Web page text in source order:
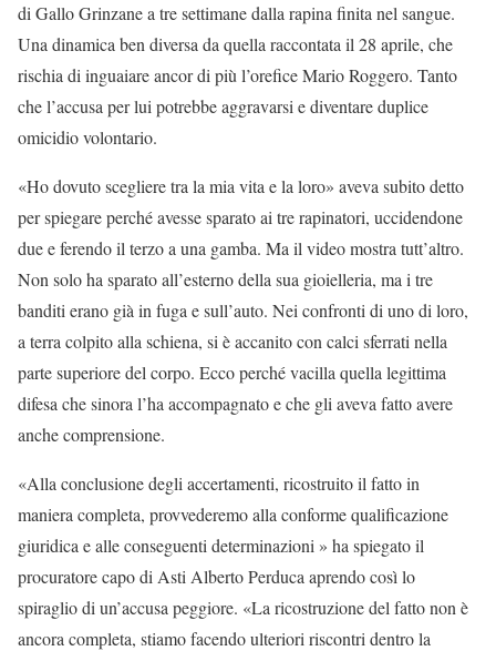
di Gallo Grinzane a tre settimane dalla rapina finita nel sangue.
Una dinamica ben diversa da quella raccontata il 28 aprile, che
rischia di inguaiare ancor di più l’orefice Mario Roggero. Tanto
che l’accusa per lui potrebbe aggravarsi e diventare duplice
omicidio volontario.
«Ho dovuto scegliere tra la mia vita e la loro» aveva subito detto
per spiegare perché avesse sparato ai tre rapinatori, uccidendone
due e ferendo il terzo a una gamba. Ma il video mostra tutt’altro.
Non solo ha sparato all’esterno della sua gioielleria, ma i tre
banditi erano già in fuga e sull’auto. Nei confronti di uno di loro,
a terra colpito alla schiena, si è accanito con calci sferrati nella
parte superiore del corpo. Ecco perché vacilla quella legittima
difesa che sinora l’ha accompagnato e che gli aveva fatto avere
anche comprensione.
«Alla conclusione degli accertamenti, ricostruito il fatto in
maniera completa, provvederemo alla conforme qualificazione
giuridica e alle conseguenti determinazioni » ha spiegato il
procuratore capo di Asti Alberto Perduca aprendo così lo
spiraglio di un’accusa peggiore. «La ricostruzione del fatto non è
ancora completa, stiamo facendo ulteriori riscontri dentro la